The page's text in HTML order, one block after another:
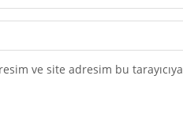
ve site adresim bu tarayıcıya